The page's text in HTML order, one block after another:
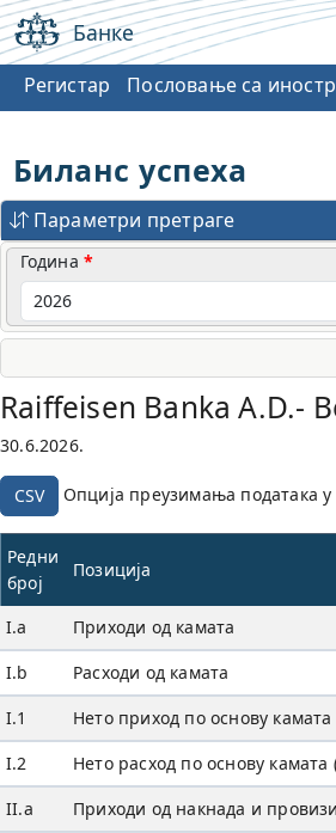
Банке
Регистар Пословање са
Биланс успеха
Параметри претраге
Година
Raiffeisen Banka A.D.-
30.6.2026.
CSV Опција преузимања података у
Редни
број
Позиција
I.a Приходи од камата
I.b
Расходи од камата
I.1
Нето приход по основу
I.2
Нето расход по основу
II.a
Приходи од накнада и